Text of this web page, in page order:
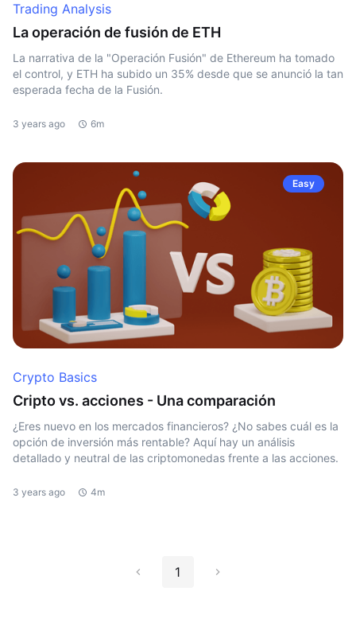
Trading Analysis
La operación de fusión de ETH
La narrativa de la "Operación Fusión" de Ethereum ha tomado
el control, y ETH ha subido un 35% desde que se anunció la tan
esperada fecha de la Fusión.
3 years ago 6m
Easy
Crypto Basics
Cripto vs. acciones - Una comparación
¿Eres nuevo en los mercados financieros? ¿No sabes cuál es la
opción de inversión más rentable? Aquí hay un análisis
detallado y neutral de las criptomonedas frente a las acciones.
3 years ago 4m
1